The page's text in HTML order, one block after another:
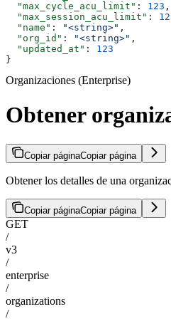
  "max_cycle_acu_limit"
: 123 ,
  "max_session_acu_limit"
:
  "name"
: "<string>" ,
  "org_id"
: "<string>" ,
  "updated_at"
: 123
}
Organizaciones (Enterprise)
Obtener
Copiar páginaCopiar página
Obtener los detalles de una
Copiar páginaCopiar página
GET
/
v3
/
enterprise
/
organizations
/